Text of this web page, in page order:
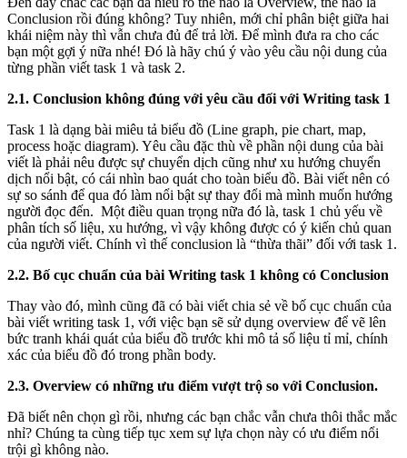
Conclusion rồi đúng không? Tuy nhiên, mới chỉ phân biệt giữa hai
khái niệm này thì vẫn chưa đủ để trả lời. Để mình đưa ra cho các
bạn một gợi ý nữa nhé! Đó là hãy chú ý vào yêu cầu nội dung của
từng phần viết task 1 và task 2.
2.1. Conclusion không đúng với yêu cầu đối với Writing task 1
Task 1 là dạng bài miêu tả biểu đồ (Line graph, pie chart, map,
process hoặc diagram). Yêu cầu đặc thù về phần nội dung của bài
viết là phải nêu được sự chuyển dịch cũng như xu hướng chuyển
dịch nổi bật, có cái nhìn bao quát cho toàn biểu đồ. Bài viết nên có
sự so sánh để qua đó làm nổi bật sự thay đổi mà mình muốn hướng
người đọc đến. Một điều quan trọng nữa đó là, task 1 chủ yếu về
phân tích số liệu, xu hướng, vì vậy không được có ý kiến chủ quan
của người viết. Chính vì thế conclusion là “thừa thãi” đối với task 1.
2.2. Bố cục chuẩn của bài Writing task 1 không có Conclusion
Thay vào đó, mình cũng đã có bài viết chia sẻ về bố cục chuẩn của
bài viết writing task 1, với việc bạn sẽ sử dụng overview để vẽ lên
bức tranh khái quát của biểu đồ trước khi mô tả số liệu tỉ mỉ, chính
xác của biểu đồ đó trong phần body.
2.3. Overview có những ưu điểm vượt trộ so với Conclusion.
Đã biết nên chọn gì rồi, nhưng các bạn chắc vẫn chưa thôi thắc mắc
nhỉ? Chúng ta cùng tiếp tục xem sự lựa chọn này có ưu điểm nổi
trội gì không nào.